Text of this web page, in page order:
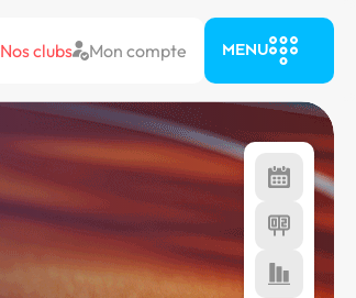
Nos clubs Mon compte MENU